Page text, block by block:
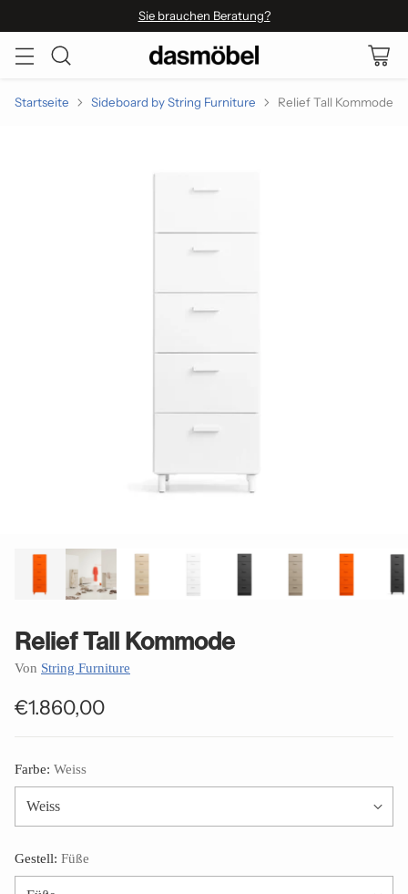
Sie brauchen Beratung?
Startseite Sideboard by String Furniture Relief Tall Kommode
Relief Tall Kommode
Von String Furniture
Normaler
€1.860,00
Farbe: Weiss
Gestell: Füße